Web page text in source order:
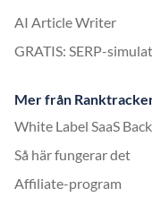
AI Article Writer
GRATIS: SERP-
Mer från
White Label SaaS
Så här fungerar det
Affiliate-program